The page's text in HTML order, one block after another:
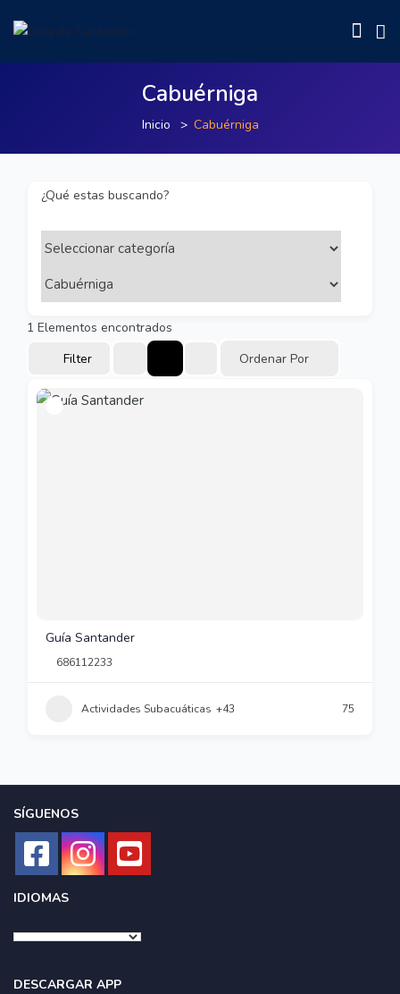
Cabuérniga
Inicio Cabuérniga
¿Qué estas buscando?
1 Elementos encontrados
Filter
Ordenar Por
Guía Santander
686112233
Actividades Subacuáticas +43 75
SÍGUENOS
IDIOMAS
DESCARGAR APP